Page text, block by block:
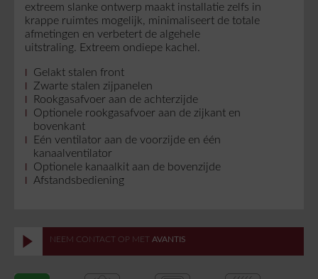
extreem slanke ontwerp maakt installatie zelfs in
krappe ruimtes mogelijk, minimaliseert de totale
afmetingen en verbetert de algehele
uitstraling. Extreem ondiepe kachel.
Gelakt stalen front
Zwarte stalen zijpanelen
Rookgasafvoer aan de achterzijde
Optionele rookgasafvoer aan de zijkant en
bovenkant
Eén ventilator aan de voorzijde en één
kanaalventilator
Optionele kanaalkit aan de bovenzijde
Afstandsbediening
NEEM CONTACT OP MET AVANTIS